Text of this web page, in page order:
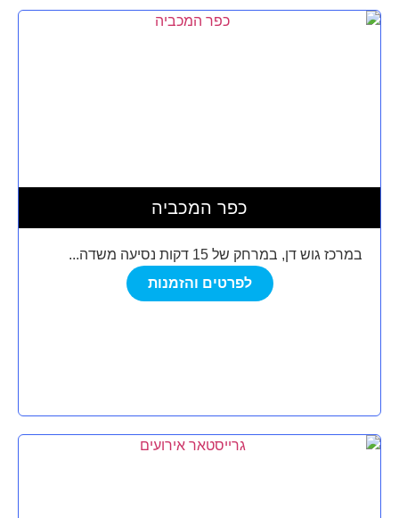
כפר המכביה
במרכז גוש דן, במרחק של 15 דקות נסיעה משדה...
לפרטים והזמנות